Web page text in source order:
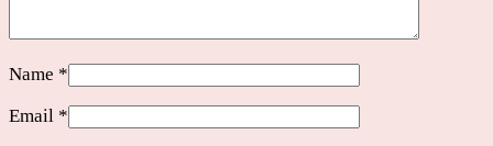
Name *
Email *